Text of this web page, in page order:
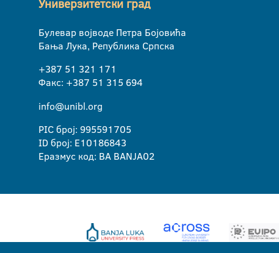
Универзитетски град
Булевар војводе Петра Бојовића
Бања Лука, Република Српска
+387 51 321 171
Факс: +387 51 315 694
info@unibl.org
PIC број: 995591705
ID број: E10186843
Еразмус код: BA BANJA02